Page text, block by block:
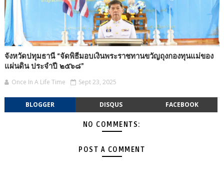
จังหวัดปทุมธานี “จัดพิธีมอบเงินพระราชทานขวัญถุงกองทุนแม่ของ
แผ่นดิน ประจำปี ๒๕๖๘”
Once In A Life Time Sept 23, 2025
BLOGGER DISQUS FACEBOOK
NO COMMENTS:
POST A COMMENT